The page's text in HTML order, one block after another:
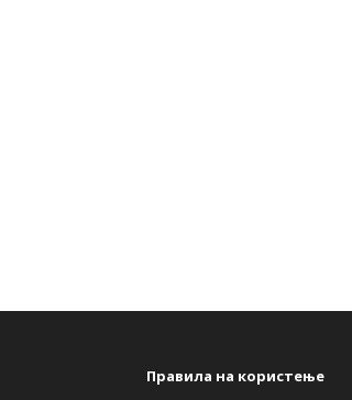
Правила на користење